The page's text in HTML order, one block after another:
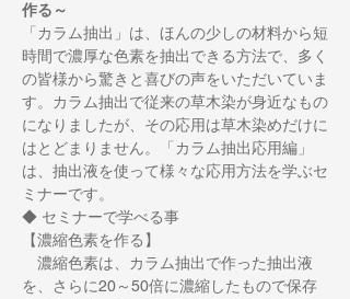
作る～
「カラム抽出」は、ほんの少しの材料から短
時間で濃厚な色素を抽出できる方法で、多く
の皆様から驚きと喜びの声をいただいていま
す。カラム抽出で従来の草木染が身近なもの
になりましたが、その応用は草木染めだけに
はとどまりません。「カラム抽出応用編」
は、抽出液を使って様々な応用方法を学ぶセ
ミナーです。
◆ セミナーで学べる事
【濃縮色素を作る】
濃縮色素は、カラム抽出で作った抽出液
を、さらに20～50倍に濃縮したもので保存